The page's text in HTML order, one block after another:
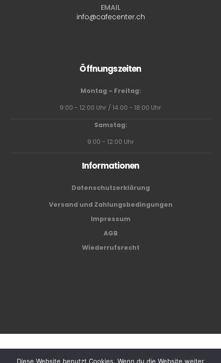
EMAIL
info@cafecenter.ch
Öffnungszeiten
Montag - Freitag:
9:00 - 12:00 Uhr / 14:00 - 18:00 Uhr
Samstag:
9:00 - 12:00 Uhr
Informationen
Datenschutzerklärung
Versand und Zahlungsbedingungen
Impressum
AGB
Wiederrufsrecht
Diese Website benutzt Cookies. Wenn du die Website weiter